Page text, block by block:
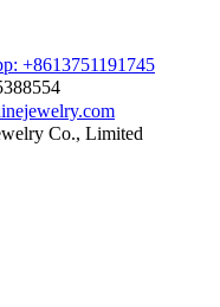
+8613751191745
Co., Limited